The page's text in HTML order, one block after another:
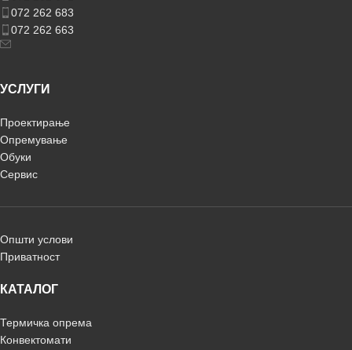
072 262 683
072 262 663
УСЛУГИ
Проектирање
Опремување
Обуки
Сервис
Општи услови
Приватност
КАТАЛОГ
Термичка опрема
Конвектомати